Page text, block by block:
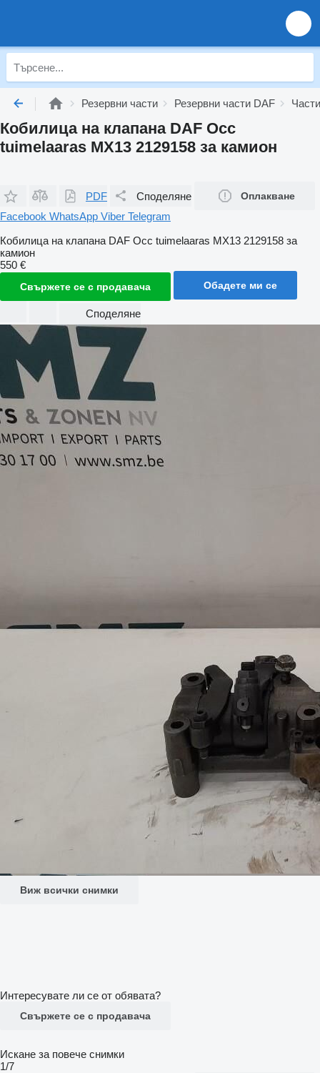
Резервни части Резервни части DAF
Кобилица на клапана DAF Occ
tuimelaaras MX13 2129158 за камион
PDF Споделяне Оплакване
Facebook WhatsApp Viber Telegram
Кобилица на клапана DAF Occ tuimelaaras MX13 2129158 за
камион
550 €
Свържете се с продавача Обадете ми се
Споделяне
Виж всички снимки
Интересувате ли се от обявата?
Свържете се с продавача
Искане за повече снимки
1/7